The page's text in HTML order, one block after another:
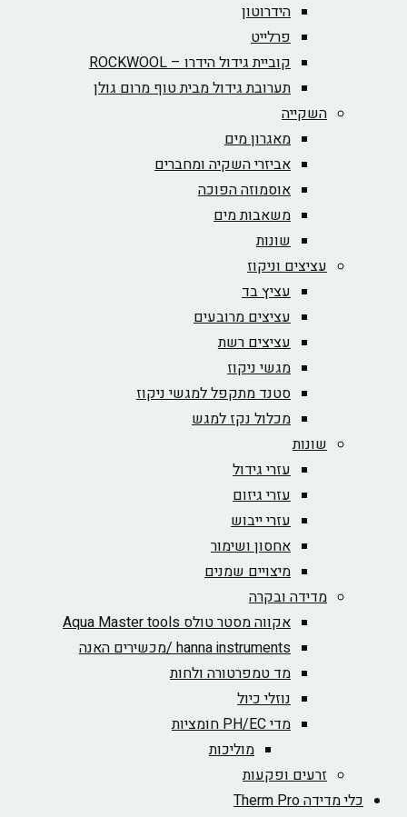
הידרוטון
פרלייט
קוביית גידול הידרו – ROCKWOOL‏
תערובת גידול מבית טוף מרום גולן
השקייה
מאגרון מים
אביזרי השקיה ומחברים
אוסמוזה הפוכה
משאבות מים
שונות
עציצים וניקוז
עציץ בד
עציצים מרובעים
עציצים רשת
מגשי ניקוז
סטנד מתקפל למגשי ניקוז
מכלול נקז למגש
שונות
עזרי גידול
עזרי גיזום
עזרי ייבוש
אחסון ושימור
מיצויים שמנים
מדידה ובקרה
אקווה מסטר טולס Aqua Master tools
hanna instruments /מכשירים האנה
מד טמפרטורה ולחות
נוזלי כיול
מדי PH/EC חומציות
מוליכות
זרעים ופקעות
כלי מדידה Therm Pro